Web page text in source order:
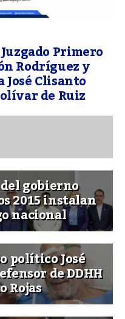
Primero
Rodríguez y
Clisanto
de Ruiz
gobierno
2015 instalan
nacional
político José
de DDHH
Rojas